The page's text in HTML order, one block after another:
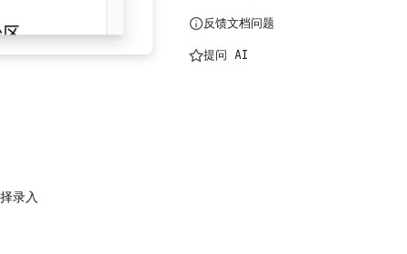
录入
反馈文档问题
提问 AI